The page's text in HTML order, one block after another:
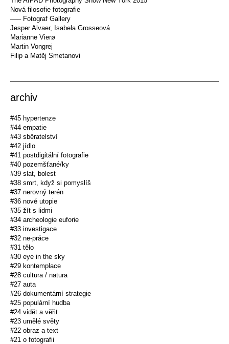
Nová filosofie fotografie
––– Fotograf Gallery
Jesper Alvaer, Isabela Grosseová
Marianne Vierø
Martin Vongrej
Filip a Matěj Smetanovi
archiv
#45 hypertenze
#44 empatie
#43 sběratelství
#42 jídlo
#41 postdigitální fotografie
#40 pozemšťané/ky
#39 slat, bolest
#38 smrt, když si pomyslíš
#37 nerovný terén
#36 nové utopie
#35 žít s lidmi
#34 archeologie euforie
#33 investigace
#32 ne-práce
#31 tělo
#30 eye in the sky
#29 kontemplace
#28 cultura / natura
#27 auta
#26 dokumentární strategie
#25 populární hudba
#24 vidět a věřit
#23 umělé světy
#22 obraz a text
#21 o fotografii